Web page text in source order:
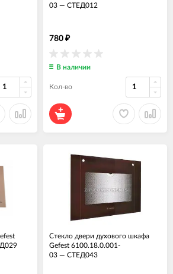
03 — СТЕД012
780 ₽
В наличии
Кол-во
Стекло двери духового шкафа
Gefest 6100.18.0.001-
03 — СТЕД043